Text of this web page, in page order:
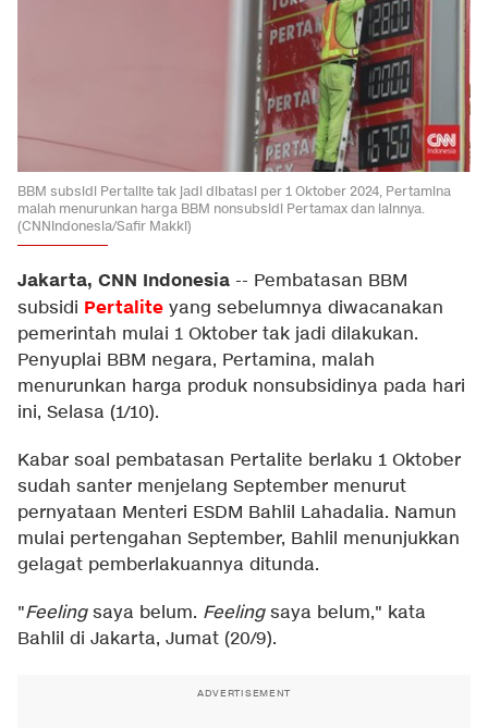
BBM subsidi Pertalite tak jadi dibatasi per 1 Oktober 2024, Pertamina
malah menurunkan harga BBM nonsubsidi Pertamax dan lainnya.
(CNNIndonesia/Safir Makki)
Jakarta, CNN Indonesia -- Pembatasan BBM
subsidi Pertalite yang sebelumnya diwacanakan
pemerintah mulai 1 Oktober tak jadi dilakukan.
Penyuplai BBM negara, Pertamina, malah
menurunkan harga produk nonsubsidinya pada hari
ini, Selasa (1/10).
Kabar soal pembatasan Pertalite berlaku 1 Oktober
sudah santer menjelang September menurut
pernyataan Menteri ESDM Bahlil Lahadalia. Namun
mulai pertengahan September, Bahlil menunjukkan
gelagat pemberlakuannya ditunda.
"Feelingsaya belum. Feelingsaya belum," kata
Bahlil di Jakarta, Jumat (20/9).
ADVERTISEMENT